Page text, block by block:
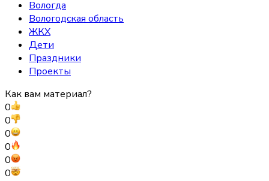
Вологда
Вологодская область
ЖКХ
Дети
Праздники
Проекты
Как вам материал?
0
0
0
0
0
0